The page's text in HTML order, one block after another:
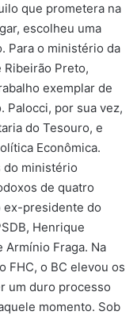
que prometera na
escolheu uma
Para o ministério da
Ribeirão Preto,
exemplar de
Palocci, por sua vez,
do Tesouro, e
Econômica.
do ministério
de quatro
ex-presidente do
Henrique
Fraga. Na
FHC, o BC elevou os
um duro processo
momento. Sob